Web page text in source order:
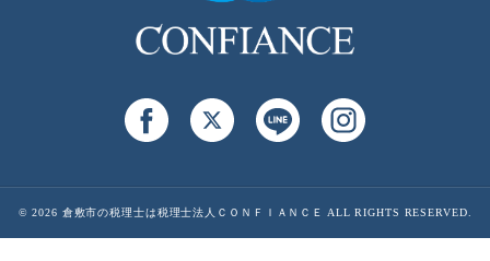
© 2026 倉敷市の税理士は税理士法人ＣＯＮＦＩＡＮＣＥ ALL RIGHTS RESERVED.